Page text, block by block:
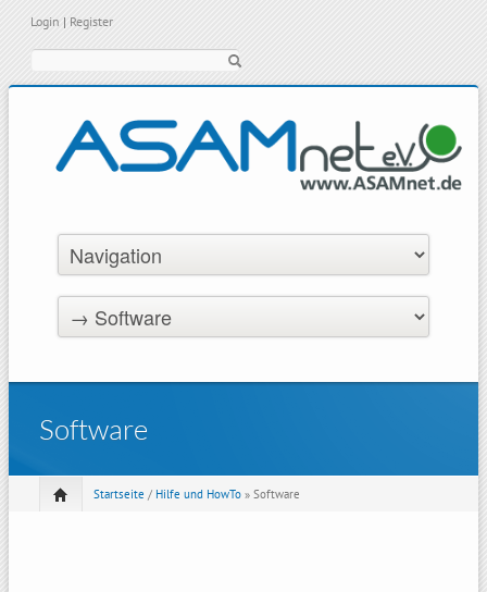
Login | Register
Software
Startseite / Hilfe und HowTo » Software